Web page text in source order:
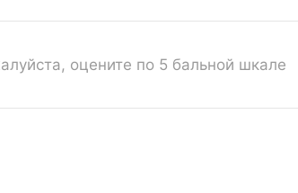
оцените по 5 бальной шкале